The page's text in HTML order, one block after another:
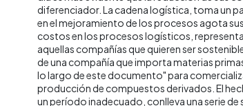
diferenciador. La cadena logística, toma un
en el mejoramiento de los procesos agota
costos en los procesos logísticos,
aquellas compañías que quieren ser
de una compañía que importa materias
lo largo de este documento" para
producción de compuestos derivados. El
un período inadecuado, conlleva una serie de